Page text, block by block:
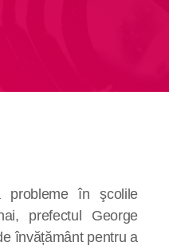
probleme în şcolile
prefectul George
învățământ pentru a